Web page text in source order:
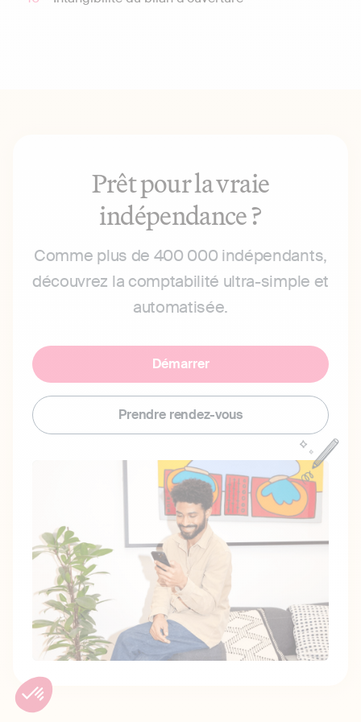
Prêt pour la vraie
indépendance ?
Comme plus de 400 000 indépendants,
découvrez la comptabilité ultra-simple et
automatisée.
Démarrer
Prendre rendez-vous